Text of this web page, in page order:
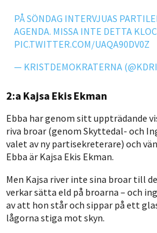
PÅ SÖNDAG INTERVJUAS
AGENDA. MISSA INTE DETTA
PIC.TWITTER.COM/UAQA90DV0Z
— KRISTDEMOKRATERNA
2:a Kajsa Ekis Ekman
Ebba har genom sitt uppträdande
riva broar (genom Skyttedal- och
valet av ny partisekreterare) och
Ebba är Kajsa Ekis Ekman.
Men Kajsa river inte sina broar till
verkar sätta eld på broarna – och
av att hon står och sippar på ett
lågorna stiga mot skyn.